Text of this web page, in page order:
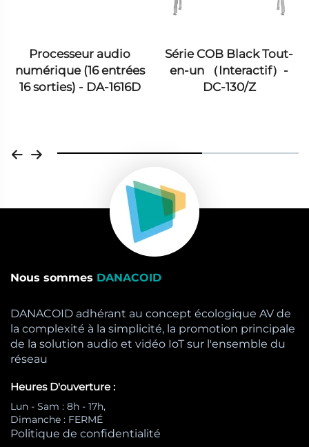
Série COB Black Tout-
en-un （Interactif）-
DC-130/Z
Série COB Blue Tout-
en-un （Interactif）-
DC-162/plus
Nous sommes DANACOID
DANACOID adhérant au concept écologique AV de
la complexité à la simplicité, la promotion principale
de la solution audio et vidéo IoT sur l'ensemble du
réseau
Heures D'ouverture :
Lun - Sam : 8h - 17h,
Dimanche : FERMÉ
Politique de confidentialité